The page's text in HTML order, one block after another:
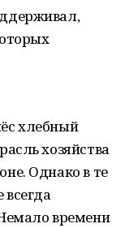
хлебный
хозяйства
Однако в те
времени